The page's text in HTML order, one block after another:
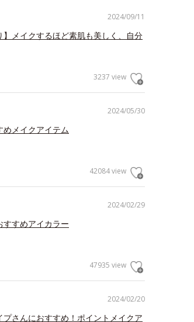
2024/09/11
】メイクするほど素肌も美しく、自分
3237 view
2024/05/30
めメイクアイテム
42084 view
2024/02/29
すすめアイカラー
47935 view
2024/02/20
プさんにおすすめ！ポイントメイクア